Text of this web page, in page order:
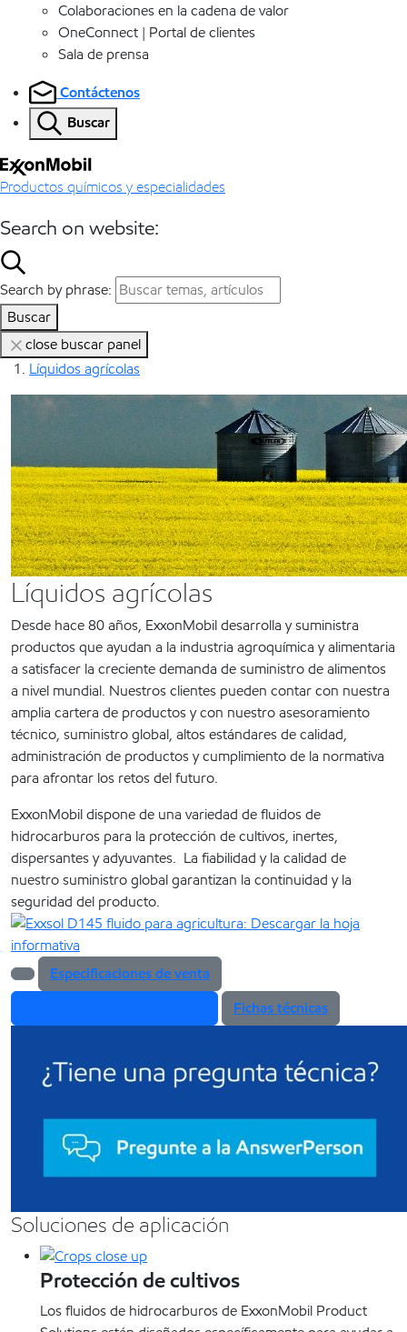
Colaboraciones en la cadena de valor
OneConnect | Portal de clientes
Sala de prensa
Contáctenos
Buscar
Productos químicos y especialidades
Search on website:
Search by phrase:
Buscar
close buscar panel
Líquidos agrícolas
Líquidos agrícolas
Desde hace 80 años, ExxonMobil desarrolla y suministra
productos que ayudan a la industria agroquímica y alimentaria
a satisfacer la creciente demanda de suministro de alimentos
a nivel mundial. Nuestros clientes pueden contar con nuestra
amplia cartera de productos y con nuestro asesoramiento
técnico, suministro global, altos estándares de calidad,
administración de productos y cumplimiento de la normativa
para afrontar los retos del futuro.
ExxonMobil dispone de una variedad de fluidos de
hidrocarburos para la protección de cultivos, inertes,
dispersantes y adyuvantes. La fiabilidad y la calidad de
nuestro suministro global garantizan la continuidad y la
seguridad del producto.
Especificaciones de venta
Fichas técnicas
Soluciones de aplicación
Protección de cultivos
Los fluidos de hidrocarburos de ExxonMobil Product